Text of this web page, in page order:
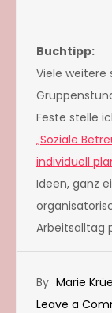
Buchtipp:
Viele weitere
Feste stelle
„Soziale
individuell
Ideen, ganz
Arbeitsalltag
By Marie
Leave a